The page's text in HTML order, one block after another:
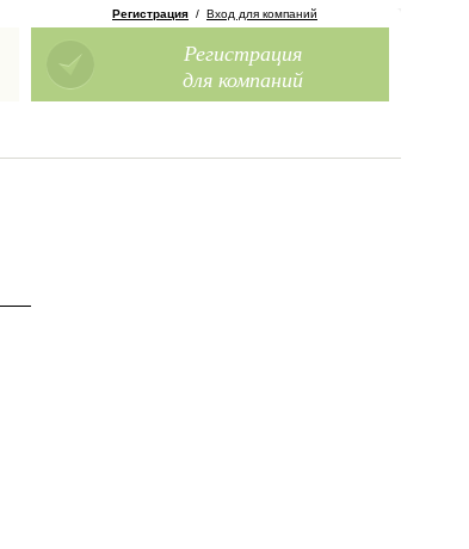
Регистрация / Вход для компаний
Регистрация
для компаний